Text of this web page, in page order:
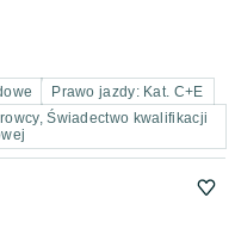
Prawo jazdy: Kat. C+E
Świadectwo kwalifikacji